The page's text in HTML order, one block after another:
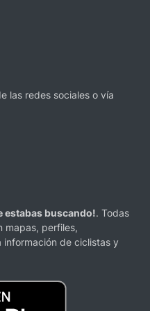
las redes sociales o vía
estabas buscando!. Todas
mapas, perfiles,
de ciclistas y